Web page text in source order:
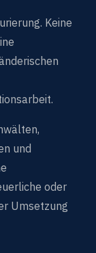
Keine
und
oder
Umsetzung